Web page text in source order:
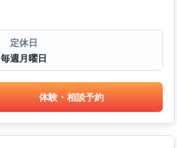
定休日
毎週月曜日
体験・相談予約